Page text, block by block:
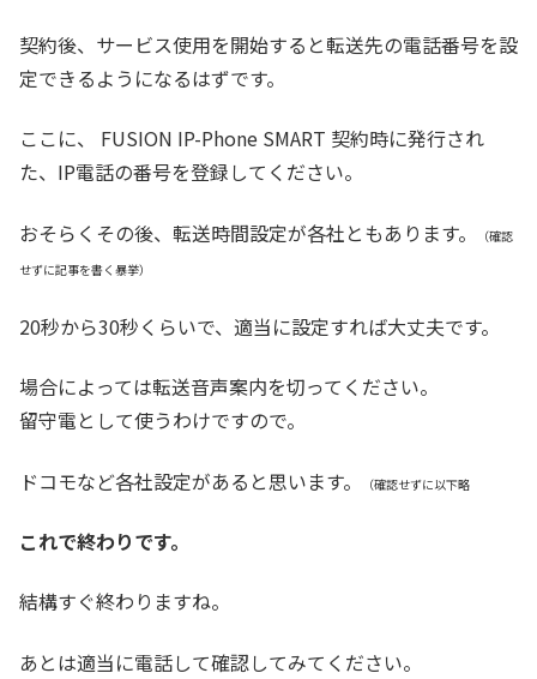
契約後、サービス使用を開始すると転送先の電話番号を設
定できるようになるはずです。
ここに、 FUSION IP-Phone SMART 契約時に発行され
た、IP電話の番号を登録してください。
おそらくその後、転送時間設定が各社ともあります。
（確認
せずに記事を書く暴挙）
20秒から30秒くらいで、適当に設定すれば大丈夫です。
場合によっては転送音声案内を切ってください。
留守電として使うわけですので。
ドコモなど各社設定があると思います。 （確認せずに以下略
これで終わりです。
結構すぐ終わりますね。
あとは適当に電話して確認してみてください。